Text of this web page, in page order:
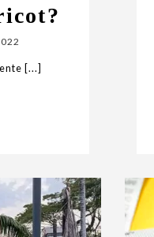
[...]